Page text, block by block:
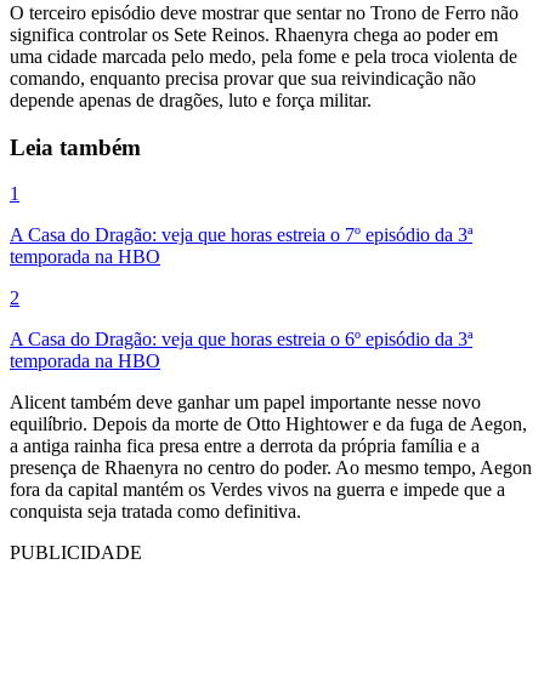
O terceiro episódio deve mostrar que sentar no Trono de Ferro não
significa controlar os Sete Reinos. Rhaenyra chega ao poder em
uma cidade marcada pelo medo, pela fome e pela troca violenta de
comando, enquanto precisa provar que sua reivindicação não
depende apenas de dragões, luto e força militar.
Leia também
1
A Casa do Dragão: veja que horas estreia o 7º episódio da 3ª
temporada na HBO
2
A Casa do Dragão: veja que horas estreia o 6º episódio da 3ª
temporada na HBO
Alicent também deve ganhar um papel importante nesse novo
equilíbrio. Depois da morte de Otto Hightower e da fuga de Aegon,
a antiga rainha fica presa entre a derrota da própria família e a
presença de Rhaenyra no centro do poder. Ao mesmo tempo, Aegon
fora da capital mantém os Verdes vivos na guerra e impede que a
conquista seja tratada como definitiva.
PUBLICIDADE